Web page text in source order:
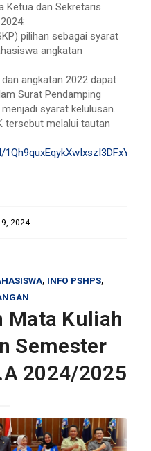
Ketua dan Sekretaris
pilihan sebagai syarat
angkatan
angkatan 2022 dapat
Surat Pendamping
syarat kelulusan.
tersebut melalui tautan
9, 2024
, INFO PSHPS,
Mata Kuliah
Semester
2024/2025